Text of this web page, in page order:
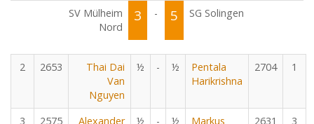
SV Mülheim
Nord
3 - 5 SG Solingen
2 2653
Thai Dai
Van
Nguyen
½ - ½
Pentala
Harikrishna
2704 1
3 2575
Alexander
½ - ½
Markus
2631 3